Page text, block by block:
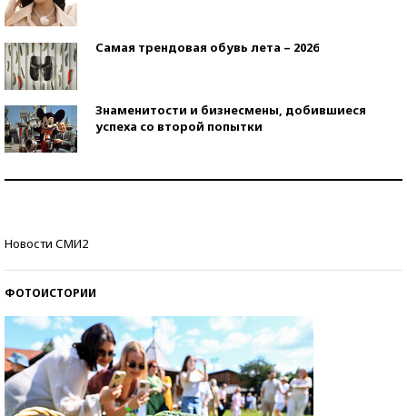
Самая трендовая обувь лета – 2026
Знаменитости и бизнесмены, добившиеся
успеха со второй попытки
Новости СМИ2
ФОТОИСТОРИИ